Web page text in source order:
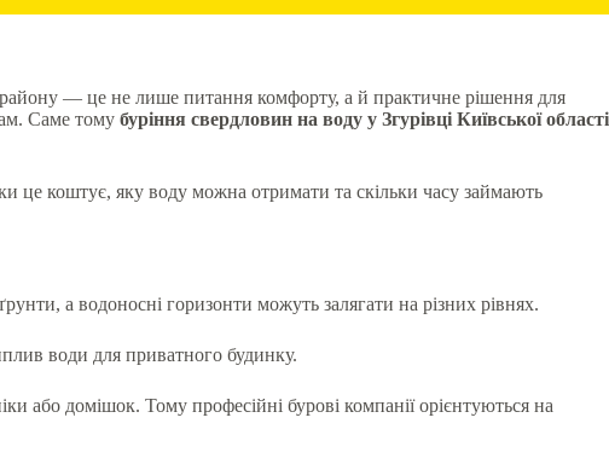
району — це не лише питання комфорту, а й практичне рішення для
Саме тому буріння свердловин на воду у Згурівці Київської області
це коштує, яку воду можна отримати та скільки часу займають
а водоносні горизонти можуть залягати на різних рівнях.
води для приватного будинку.
або домішок. Тому професійні бурові компанії орієнтуються на